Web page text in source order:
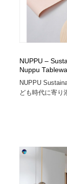
NUPPU –
Nuppu
NUPPU
ども時代に寄り